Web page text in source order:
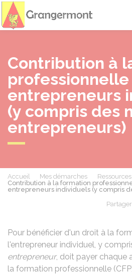
Contribution à
professionnelle
entrepreneurs
(y compris des
entrepreneurs)
Accueil Mes démarches
Contribution à la formation
entrepreneurs individuels (y compris
Partager
Pour bénéficier d'un droit à la
l'entrepreneur individuel, y
entrepreneur, doit payer chaque
la formation professionnelle